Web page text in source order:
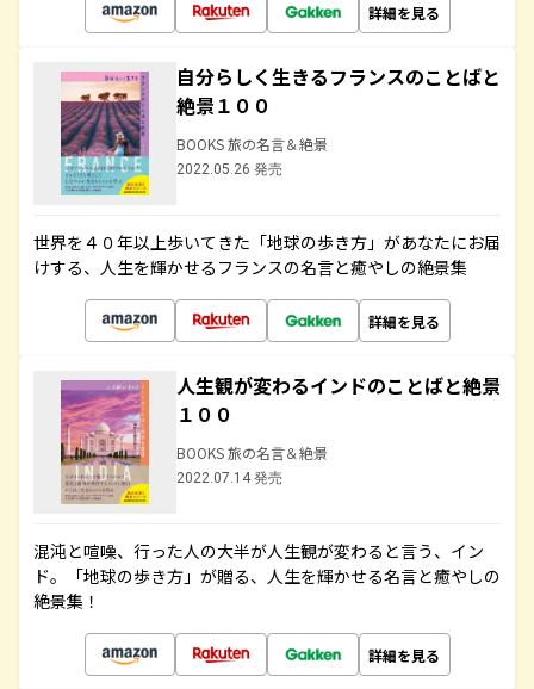
詳細を見る
自分らしく生きるフランスのことばと
絶景１００
BOOKS 旅の名言＆絶景
2022.05.26 発売
世界を４０年以上歩いてきた「地球の歩き方」があなたにお届
けする、人生を輝かせるフランスの名言と癒やしの絶景集
詳細を見る
人生観が変わるインドのことばと絶景
１００
BOOKS 旅の名言＆絶景
2022.07.14 発売
混沌と喧噪、行った人の大半が人生観が変わると言う、イン
ド。「地球の歩き方」が贈る、人生を輝かせる名言と癒やしの
絶景集！
詳細を見る